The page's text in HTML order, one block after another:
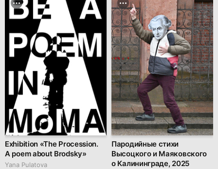
Exhibition «The Procession.
A poem about Brodsky»
Yana Pulatova
Пародийные стихи
Высоцкого и Маяковского
о Калининграде, 2025